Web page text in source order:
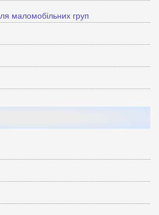
маломобільних груп